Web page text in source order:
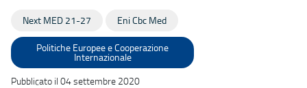
Next MED 21-27 Eni Cbc Med
Politiche Europee e Cooperazione
Internazionale
Pubblicato il 04 settembre 2020